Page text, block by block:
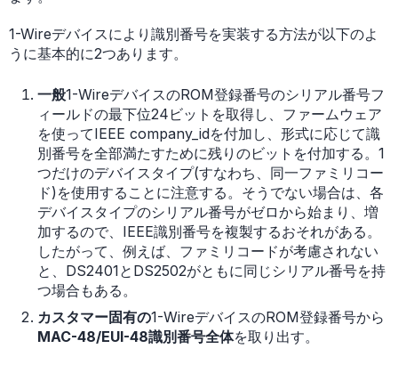
1-Wireデバイスにより識別番号を実装する方法が以下のよ
うに基本的に2つあります。
一般1-WireデバイスのROM登録番号のシリアル番号フ
ィールドの最下位24ビットを取得し、ファームウェア
を使ってIEEE company_idを付加し、形式に応じて識
別番号を全部満たすために残りのビットを付加する。1
つだけのデバイスタイプ(すなわち、同一ファミリコー
ド)を使用することに注意する。そうでない場合は、各
デバイスタイプのシリアル番号がゼロから始まり、増
加するので、IEEE識別番号を複製するおそれがある。
したがって、例えば、ファミリコードが考慮されない
と、DS2401とDS2502がともに同じシリアル番号を持
つ場合もある。
カスタマー固有の1-WireデバイスのROM登録番号から
MAC-48/EUI-48識別番号全体を取り出す。